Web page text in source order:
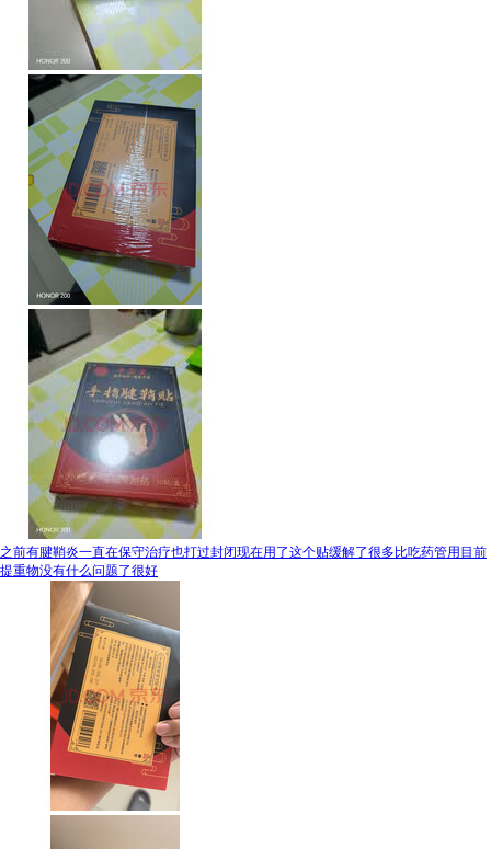
之前有腱鞘炎一直在保守治疗也打过封闭现在用了这个贴缓解了很多比吃药管用目前
提重物没有什么问题了很好